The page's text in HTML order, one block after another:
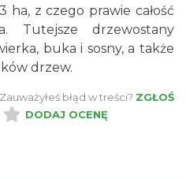
ha, z czego prawie całość
Tutejsze drzewostany
buka i sosny, a także
drzew.
Zauważyłeś błąd w treści? ZGŁOŚ
DODAJ OCENĘ